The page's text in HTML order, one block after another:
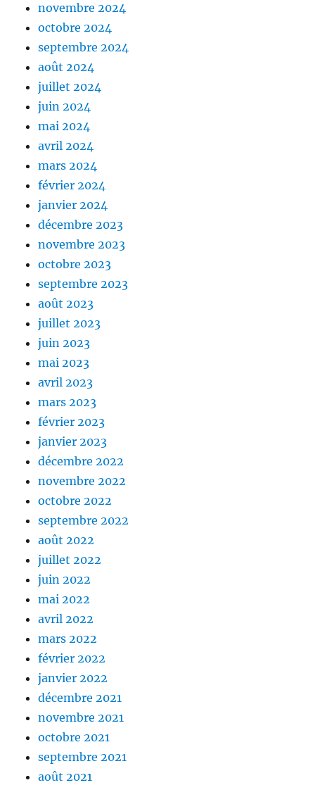
novembre 2024
octobre 2024
septembre 2024
août 2024
juillet 2024
juin 2024
mai 2024
avril 2024
mars 2024
février 2024
janvier 2024
décembre 2023
novembre 2023
octobre 2023
septembre 2023
août 2023
juillet 2023
juin 2023
mai 2023
avril 2023
mars 2023
février 2023
janvier 2023
décembre 2022
novembre 2022
octobre 2022
septembre 2022
août 2022
juillet 2022
juin 2022
mai 2022
avril 2022
mars 2022
février 2022
janvier 2022
décembre 2021
novembre 2021
octobre 2021
septembre 2021
août 2021